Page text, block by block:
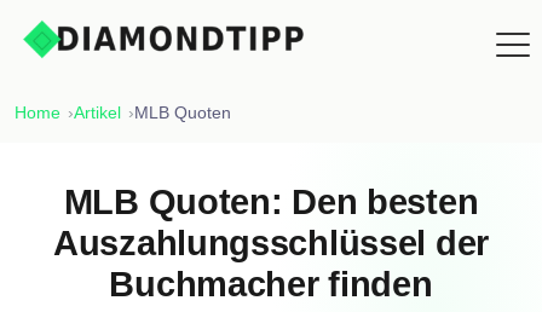
Home Artikel MLB Quoten
MLB Quoten: Den besten
Auszahlungsschlüssel der
Buchmacher finden